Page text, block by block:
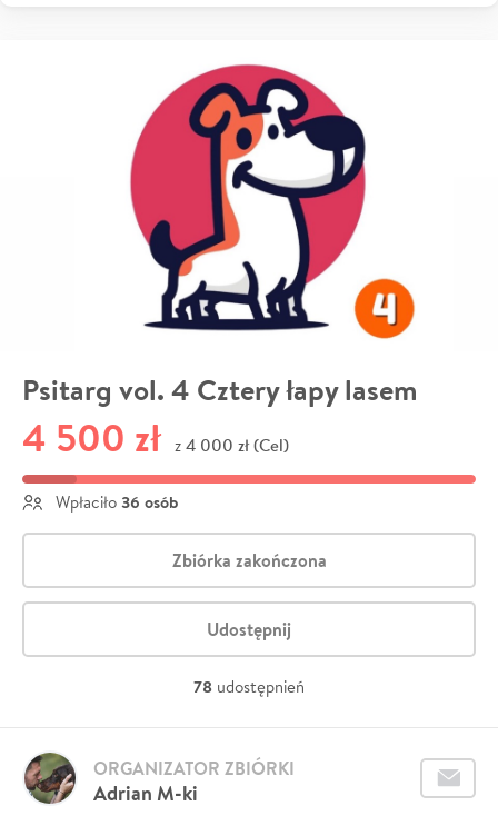
Psitarg vol. 4 Cztery łapy lasem
4 500 zł z 4 000 zł (Cel)
Wpłaciło 36 osób
Zbiórka zakończona
Udostępnij
78 udostępnień
Adrian M-ki
ORGANIZATOR ZBIÓRKI